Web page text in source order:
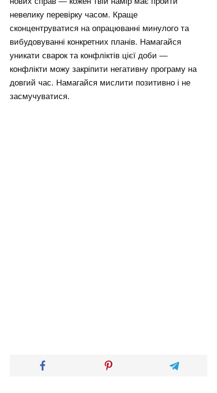
невелику перевірку часом. Краще
сконцентруватися на опрацюванні минулого та
вибудовуванні конкретних планів. Намагайся
уникати сварок та конфліктів цієї доби —
конфлікти можу закріпити негативну програму на
довгий час. Намагайся мислити позитивно і не
засмучуватися.